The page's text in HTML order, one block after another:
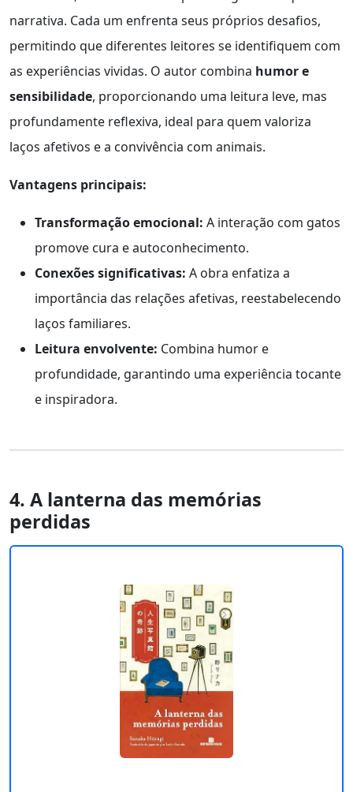
narrativa. Cada um enfrenta seus próprios desafios,
permitindo que diferentes leitores se identifiquem com
as experiências vividas. O autor combina humor e
sensibilidade, proporcionando uma leitura leve, mas
profundamente reflexiva, ideal para quem valoriza
laços afetivos e a convivência com animais.
Vantagens principais:
Transformação emocional: A interação com gatos
promove cura e autoconhecimento.
Conexões significativas: A obra enfatiza a
importância das relações afetivas, reestabelecendo
laços familiares.
Leitura envolvente: Combina humor e
profundidade, garantindo uma experiência tocante
e inspiradora.
4. A lanterna das memórias
perdidas